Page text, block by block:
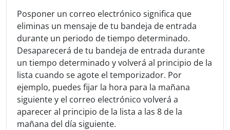
Posponer un correo electrónico significa que
eliminas un mensaje de tu bandeja de entrada
durante un periodo de tiempo determinado.
Desaparecerá de tu bandeja de entrada durante
un tiempo determinado y volverá al principio de la
lista cuando se agote el temporizador. Por
ejemplo, puedes fijar la hora para la mañana
siguiente y el correo electrónico volverá a
aparecer al principio de la lista a las 8 de la
mañana del día siguiente.